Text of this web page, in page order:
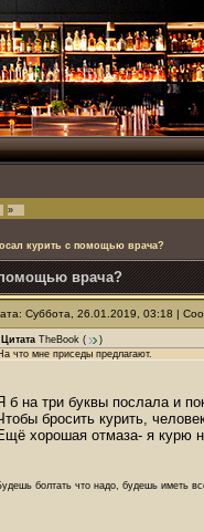
»
курить с помощью врача?
помощью врача?
Суббота, 26.01.2019, 03:18 |
Цитата TheBook (
)
что мне приседы предлагают.
б на три буквы послала и
бросить курить,
хорошая отмаза- я курю
болтать что надо, будешь иметь